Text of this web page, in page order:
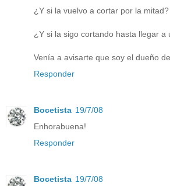
¿Y si la vuelvo a cortar por la mitad?
¿Y si la sigo cortando hasta llegar a
Venía a avisarte que soy el dueño
Responder
Bocetista 19/7/08
Enhorabuena!
Responder
Bocetista 19/7/08